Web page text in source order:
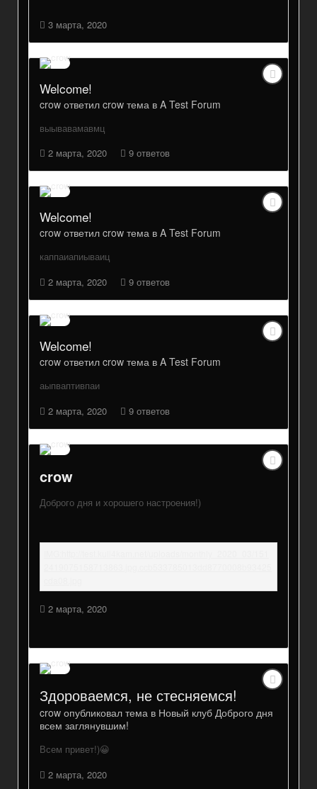
3 марта, 2020
Welcome!
crow ответил crow тема в A Test Forum
выывавамавмц
2 марта, 2020
9 ответов
Welcome!
crow ответил crow тема в A Test Forum
каппаиапиываиц
2 марта, 2020
9 ответов
Welcome!
crow ответил crow тема в A Test Forum
аыпваптивпаи
2 марта, 2020
9 ответов
crow
Доброго дня и хорошего настроения!)
2 марта, 2020
Здороваемся, не стесняемся!
crow опубликовал тема в Новый клуб Доброго дня
всем заглянувшим!
Всем привет!)😀
2 марта, 2020